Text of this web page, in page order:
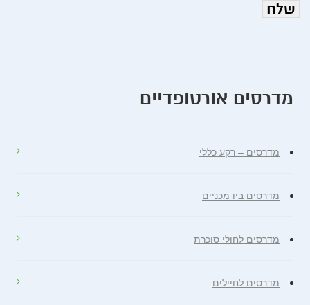
מדרסים אורטופדיים
מדרסים – רקע כללי
מדרסים ביו מכניים
מדרסים לחולי סוכרת
מדרסים לחיילים